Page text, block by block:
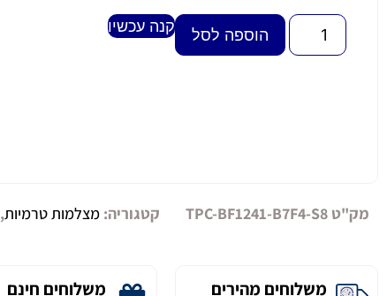
הוספה לסל קנה עכשיו
מק"ט TPC-BF1241-B7F4-S8 קטגוריה: מצלמות טרמיות,
משלוחים מהירים משלוחים חינם